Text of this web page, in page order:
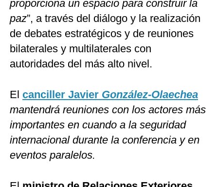
proporciona un espacio para construir la
paz”, a través del diálogo y la realización
de debates estratégicos y de reuniones
bilaterales y multilaterales con
autoridades del más alto nivel.
El canciller Javier González-Olaechea
mantendrá reuniones con los actores más
importantes en cuando a la seguridad
internacional durante la conferencia y en
eventos paralelos.